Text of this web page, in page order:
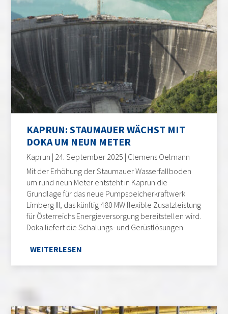
KAPRUN: STAUMAUER WÄCHST MIT
DOKA UM NEUN METER
Kaprun | 24. September 2025 | Clemens Oelmann
Mit der Erhöhung der Staumauer Wasserfallboden
um rund neun Meter entsteht in Kaprun die
Grundlage für das neue Pumpspeicherkraftwerk
Limberg III, das künftig 480 MW flexible Zusatzleistung
für Österreichs Energieversorgung bereitstellen wird.
Doka liefert die Schalungs- und Gerüstlösungen.
WEITERLESEN